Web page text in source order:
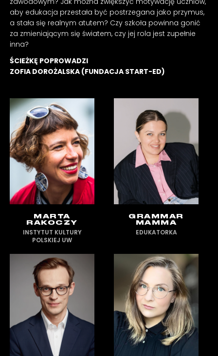
aby edukacja przestała być postrzegana jako przymus,
a stała się realnym atutem? Czy szkoła powinna gonić
za zmieniającym się światem, czy jej rola jest zupełnie
inna?
ŚCIEŻKĘ POPROWADZI
ZOFIA DOROŻALSKA (FUNDACJA START-ED)
MARTA
RAKOCZY
INSTYTUT KULTURY
POLSKIEJ UW
GRAMMAR
MAMMA
EDUKATORKA